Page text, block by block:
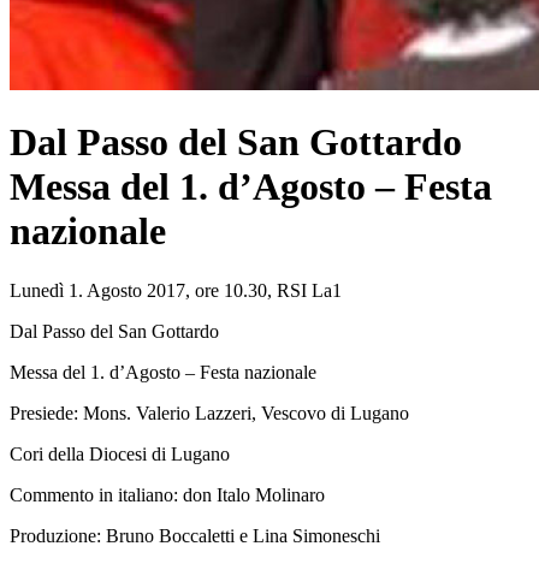
Dal Passo del San Gottardo
Messa del 1. d’Agosto – Festa
nazionale
Lunedì 1. Agosto 2017, ore 10.30, RSI La1
Dal Passo del San Gottardo
Messa del 1. d’Agosto – Festa nazionale
Presiede: Mons. Valerio Lazzeri, Vescovo di Lugano
Cori della Diocesi di Lugano
Commento in italiano: don Italo Molinaro
Produzione: Bruno Boccaletti e Lina Simoneschi